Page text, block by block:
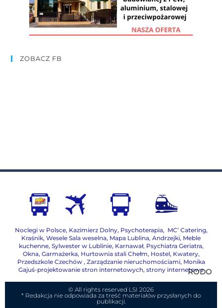
ZOBACZ FB
Noclegi w Polsce, Kazimierz Dolny, Psychoterapia, MC’ Catering,
Kraśnik, Wesele Sala weselna, Mapa Lublina, Andrzejki, Meble
kuchenne, Sylwester w Lublinie, Karnawał, Psychiatra Geriatra,
Okna, Garmażerka, Hurtownia stali Chełm, Hostel, Kwatery,
Przedszkole Czechów , Zarządzanie nieruchomościami, Monika
Gajuś-projektowanie stron internetowych, strony internetowe
RODO
© All rights reserved LSI 2026
* Redakcja nie odpowiada za treść materiałów przysłanych do
publikacji.